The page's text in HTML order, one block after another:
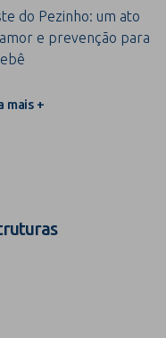
do Pezinho: um ato
e prevenção para
mais +